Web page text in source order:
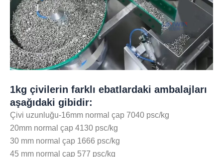
1kg çivilerin farklı ebatlardaki ambalajları
aşağıdaki gibidir:
Çivi uzunluğu-16mm normal çap 7040 psc/kg
20mm normal çap 4130 psc/kg
30 mm normal çap 1666 psc/kg
45 mm normal çap 577 psc/kg